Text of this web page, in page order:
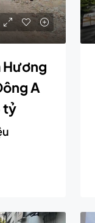
Hương
A
tỷ